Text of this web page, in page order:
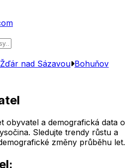
Žďár nad Sázavou Bohuňov
obyvatel a demografická data o
. Sledujte trendy růstu a
změny průběhu let.